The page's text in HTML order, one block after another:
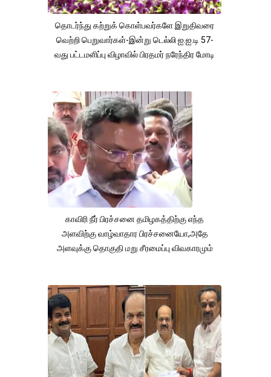
தொடர்ந்து கற்றுக் கொள்பவர்களே இறுதிவரை
வெற்றி பெறுவார்கள்-இன்று டெல்லி ஐ.ஐ.டி 57-
வது பட்டமளிப்பு விழாவில் பிரதமர் நரேந்திர மோடி
காவிரி நீர் பிரச்சனை தமிழகத்திற்கு எந்த
அளவிற்கு வாழ்வாதார பிரச்சனையோ,அதே
அளவுக்கு தொகுதி மறு சீரமைப்பு விவகாரமும்